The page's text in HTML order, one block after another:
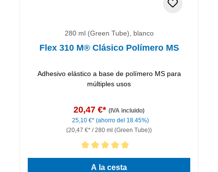
280 ml (Green Tube), blanco
Flex 310 M® Clásico Polímero MS
Adhesivo elástico a base de polímero MS para
múltiples usos
20,47 €* (IVA incluido)
25,10 €* (ahorro del 18.45%)
(20,47 €* / 280 ml (Green Tube))
Calificación promedio de 5 de 5 estrellas
A la cesta